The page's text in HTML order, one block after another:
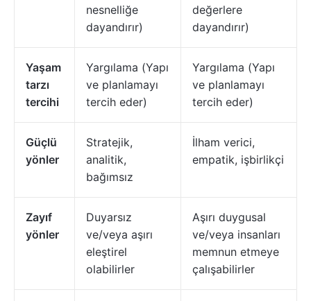
nesnelliğe
dayandırır)
değerlere
dayandırır)
Yaşam
tarzı
tercihi
Yargılama (Yapı
ve planlamayı
tercih eder)
Yargılama (Yapı
ve planlamayı
tercih eder)
Güçlü
yönler
Stratejik,
analitik,
bağımsız
İlham verici,
empatik, işbirlikçi
Zayıf
yönler
Duyarsız
ve/veya aşırı
eleştirel
olabilirler
Aşırı duygusal
ve/veya insanları
memnun etmeye
çalışabilirler